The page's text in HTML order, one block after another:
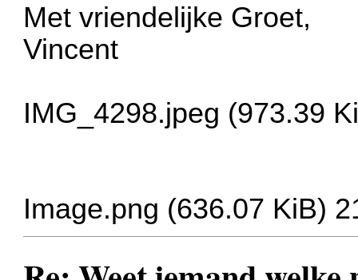
Met vriendelijke Groet,
Vincent
IMG_4298.jpeg (973.39
Image.png (636.07 KiB)